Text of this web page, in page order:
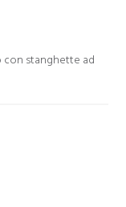
con stanghette ad